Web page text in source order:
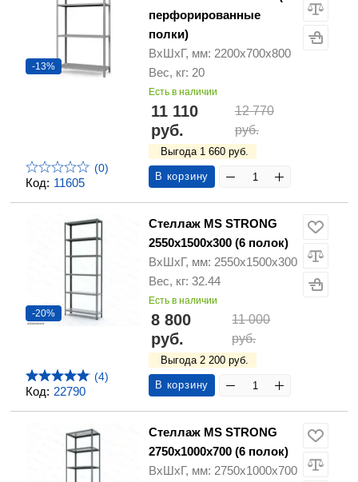
Код: 11605
-13%
(0)
перфорированные
полки)
ВхШхГ, мм: 2200х700х800
Вес, кг: 20
Есть в наличии
11 110
руб.
12 770
руб.
Выгода 1 660 руб.
В корзину
Код: 22790
-20%
(4)
Стеллаж MS STRONG
2550х1500х300 (6 полок)
ВхШхГ, мм: 2550х1500х300
Вес, кг: 32.44
Есть в наличии
8 800
руб.
11 000
руб.
Выгода 2 200 руб.
В корзину
Стеллаж MS STRONG
2750х1000х700 (6 полок)
ВхШхГ, мм: 2750х1000х700